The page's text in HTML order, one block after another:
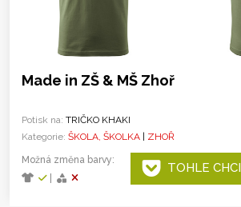
Made in ZŠ & MŠ Zhoř
Potisk na: TRIČKO KHAKI
Kategorie: ŠKOLA, ŠKOLKA ZHOŘ
Možná změna barvy:
TOHLE CHCI